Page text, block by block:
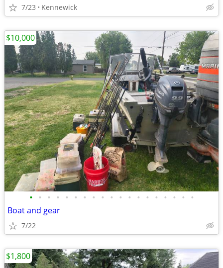
7/23 Kennewick
• • • • • • • • • • • • • • • • • • •
Boat and gear
7/22
$10,000
$1,800